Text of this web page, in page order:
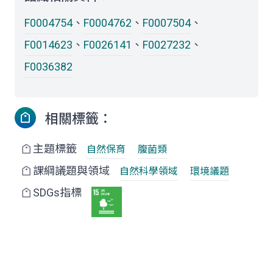
F0004754、 F0004762 、 F0007504、
F0014623 、 F0026141 、 F0027232 、
F0036382
相關標籤：
主題標籤 自然保育 腹菌類
課綱議題與領域 自然科學領域 環境議題
SDGs指標